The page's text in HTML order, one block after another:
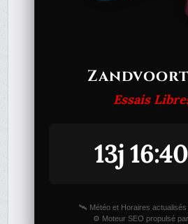
Essais
13j
🛰️ Météo et Horaires actualisés
⚙️ Moteur SEO propulsé